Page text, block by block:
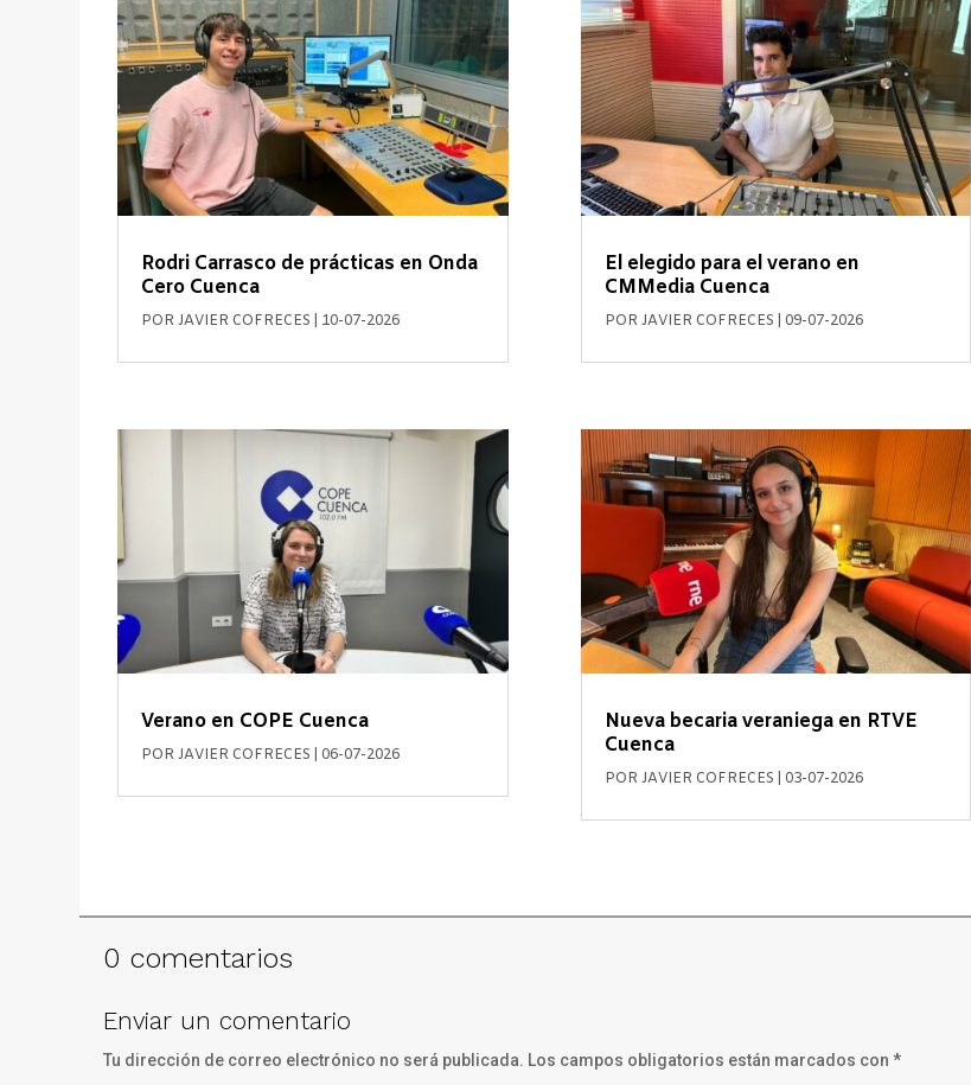
Rodri Carrasco de prácticas en Onda
Cero Cuenca
PORJAVIER COFRECES 10-07-2026
Verano en COPE Cuenca
PORJAVIER COFRECES 06-07-2026
El elegido para el verano en
CMMedia Cuenca
POR JAVIER COFRECES 09-07-2026
Nueva becaria veraniega en RTVE
Cuenca
POR JAVIER COFRECES 03-07-2026
0 comentarios
Enviar un comentario
Tu dirección de correo electrónico no será publicada. Los campos obligatorios están marcados con*